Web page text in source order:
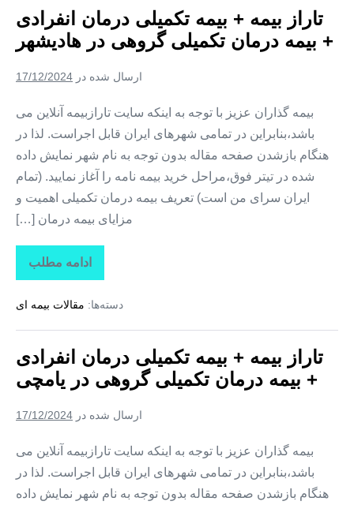
+
بیمه
درمان
تکمیلی
در
تاراز بیمه + بیمه تکمیلی درمان انفرادی
+ بیمه درمان تکمیلی گروهی در هادیشهر
ارسال شده در 17/12/2024
بیمه گذاران عزیز با توجه به اینکه سایت تارازبیمه آنلاین می
باشد،بنابراین در تمامی شهرهای ایران قابل اجراست. لذا در
هنگام بازشدن صفحه مقاله بدون توجه به نام شهر نمایش داده
شده در تیتر فوق،مراحل خرید بیمه نامه را آغاز نمایید. (تمام
ایران سرای من است) تعریف بیمه درمان تکمیلی اهمیت و
مزایای بیمه درمان […]
ادامه مطلب
تاراز
بیمه
بیمه
درمان
+
بیمه
درمان
تکمیلی
در
دسته‌ها: مقالات بیمه ای
تاراز بیمه + بیمه تکمیلی درمان انفرادی
+ بیمه درمان تکمیلی گروهی در یامچی
ارسال شده در 17/12/2024
بیمه گذاران عزیز با توجه به اینکه سایت تارازبیمه آنلاین می
باشد،بنابراین در تمامی شهرهای ایران قابل اجراست. لذا در
هنگام بازشدن صفحه مقاله بدون توجه به نام شهر نمایش داده